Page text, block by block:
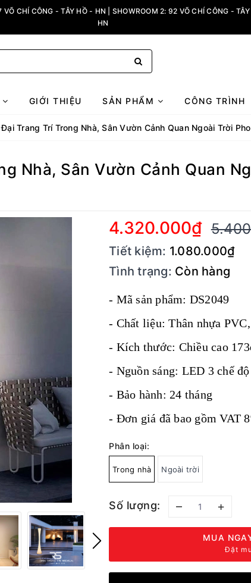
VÕ CHÍ CÔNG - TÂY HỒ - HN | SHOWROOM 2: 92 VÕ CHÍ CÔNG -
HN
GIỚI THIỆU SẢN PHẨM CÔNG TRÌNH
Trang Trí Trong Nhà, Sân Vườn Cảnh Quan Ngoài Trời
Nhà, Sân Vườn Cảnh Quan
4.320.000₫
Tiết kiệm: 1.080.000₫
Tình trạng: Còn hàng
- Mã sản phẩm: DS2049
- Chất liệu: Thân nhựa
- Kích thước: Chiều cao
- Nguồn sáng: LED 3 chế
- Bảo hành: 24 tháng
- Đơn giá đã bao gồm VAT
Phân loại:
Trong nhà Ngoài trời
Số lượng: – +
MUA
Đặt